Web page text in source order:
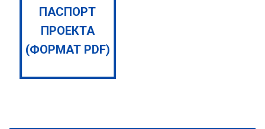
ПАСПОРТ
ПРОЕКТА
(ФОРМАТ PDF)